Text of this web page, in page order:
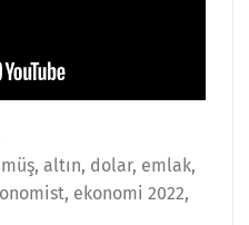
altın, dolar, emlak,
ekonomi 2022,